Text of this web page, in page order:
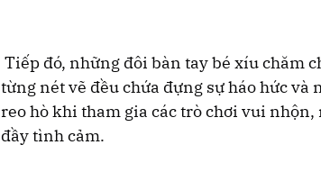
Tiếp đó, những đôi bàn tay bé xíu chăm
từng nét vẽ đều chứa đựng sự háo hức và
reo hò khi tham gia các trò chơi vui
đầy tình cảm.